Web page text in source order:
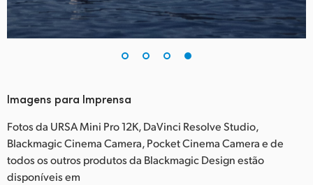
Imagens para Imprensa
Fotos da URSA Mini Pro 12K, DaVinci Resolve Studio,
Blackmagic Cinema Camera, Pocket Cinema Camera e de
todos os outros produtos da Blackmagic Design estão
disponíveis em